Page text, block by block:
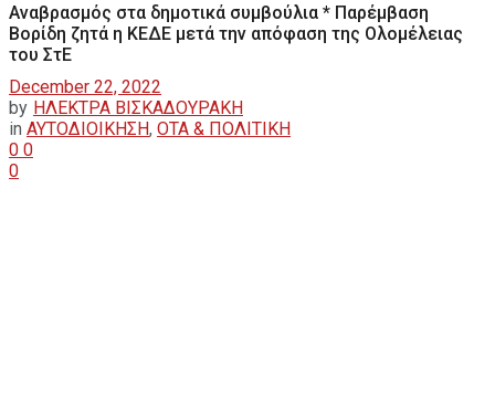
Αναβρασμός στα δημοτικά συμβούλια * Παρέμβαση
Βορίδη ζητά η ΚΕΔΕ μετά την απόφαση της Ολομέλειας
του ΣτΕ
December 22, 2022
by ΗΛΕΚΤΡΑ ΒΙΣΚΑΔΟΥΡΑΚΗ
in ΑΥΤΟΔΙΟΙΚΗΣΗ, ΟΤΑ & ΠΟΛΙΤΙΚΗ
0 0
0